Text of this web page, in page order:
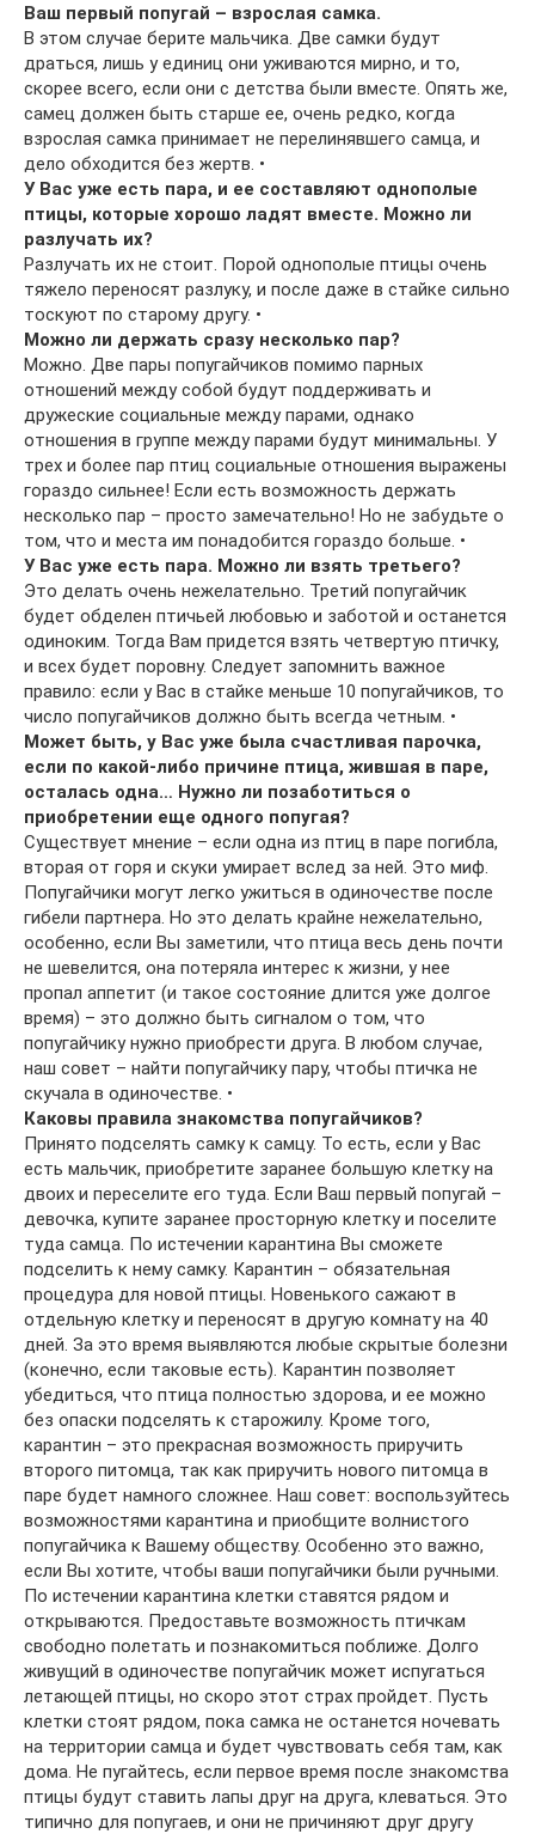
Ваш первый попугай – взрослая самка.
В этом случае берите мальчика. Две самки будут
драться, лишь у единиц они уживаются мирно, и то,
скорее всего, если они с детства были вместе. Опять же,
самец должен быть старше ее, очень редко, когда
взрослая самка принимает не перелинявшего самца, и
дело обходится без жертв. •
У Вас уже есть пара, и ее составляют однополые
птицы, которые хорошо ладят вместе. Можно ли
разлучать их?
Разлучать их не стоит. Порой однополые птицы очень
тяжело переносят разлуку, и после даже в стайке сильно
тоскуют по старому другу. •
Можно ли держать сразу несколько пар?
Можно. Две пары попугайчиков помимо парных
отношений между собой будут поддерживать и
дружеские социальные между парами, однако
отношения в группе между парами будут минимальны. У
трех и более пар птиц социальные отношения выражены
гораздо сильнее! Если есть возможность держать
несколько пар – просто замечательно! Но не забудьте о
том, что и места им понадобится гораздо больше. •
У Вас уже есть пара. Можно ли взять третьего?
Это делать очень нежелательно. Третий попугайчик
будет обделен птичьей любовью и заботой и останется
одиноким. Тогда Вам придется взять четвертую птичку,
и всех будет поровну. Следует запомнить важное
правило: если у Вас в стайке меньше 10 попугайчиков, то
число попугайчиков должно быть всегда четным. •
Может быть, у Вас уже была счастливая парочка,
если по какой-либо причине птица, жившая в паре,
осталась одна… Нужно ли позаботиться о
приобретении еще одного попугая?
Существует мнение – если одна из птиц в паре погибла,
вторая от горя и скуки умирает вслед за ней. Это миф.
Попугайчики могут легко ужиться в одиночестве после
гибели партнера. Но это делать крайне нежелательно,
особенно, если Вы заметили, что птица весь день почти
не шевелится, она потеряла интерес к жизни, у нее
пропал аппетит (и такое состояние длится уже долгое
время) – это должно быть сигналом о том, что
попугайчику нужно приобрести друга. В любом случае,
наш совет – найти попугайчику пару, чтобы птичка не
скучала в одиночестве. •
Каковы правила знакомства попугайчиков?
Принято подселять самку к самцу. То есть, если у Вас
есть мальчик, приобретите заранее большую клетку на
двоих и переселите его туда. Если Ваш первый попугай –
девочка, купите заранее просторную клетку и поселите
туда самца. По истечении карантина Вы сможете
подселить к нему самку. Карантин – обязательная
процедура для новой птицы. Новенького сажают в
отдельную клетку и переносят в другую комнату на 40
дней. За это время выявляются любые скрытые болезни
(конечно, если таковые есть). Карантин позволяет
убедиться, что птица полностью здорова, и ее можно
без опаски подселять к старожилу. Кроме того,
карантин – это прекрасная возможность приручить
второго питомца, так как приручить нового питомца в
паре будет намного сложнее. Наш совет: воспользуйтесь
возможностями карантина и приобщите волнистого
попугайчика к Вашему обществу. Особенно это важно,
если Вы хотите, чтобы ваши попугайчики были ручными.
По истечении карантина клетки ставятся рядом и
открываются. Предоставьте возможность птичкам
свободно полетать и познакомиться поближе. Долго
живущий в одиночестве попугайчик может испугаться
летающей птицы, но скоро этот страх пройдет. Пусть
клетки стоят рядом, пока самка не останется ночевать
на территории самца и будет чувствовать себя там, как
дома. Не пугайтесь, если первое время после знакомства
птицы будут ставить лапы друг на друга, клеваться. Это
типично для попугаев, и они не причиняют друг другу